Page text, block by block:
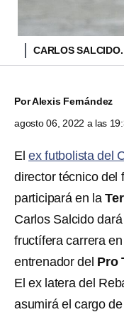
CARLOS SALCIDO.
PorAlexis Fernández
agosto 06, 2022 a las
El ex futbolista del
director técnico del
participará en la
Carlos Salcido
fructífera carrera
entrenador del Pro
El ex latera del
asumirá el cargo